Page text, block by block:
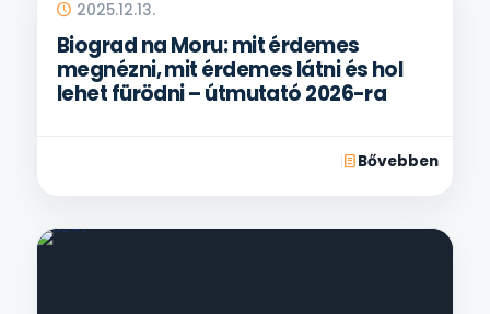
2025.12.13.
Biograd na Moru: mit érdemes
megnézni, mit érdemes látni és hol
lehet fürödni – útmutató 2026-ra
Bővebben